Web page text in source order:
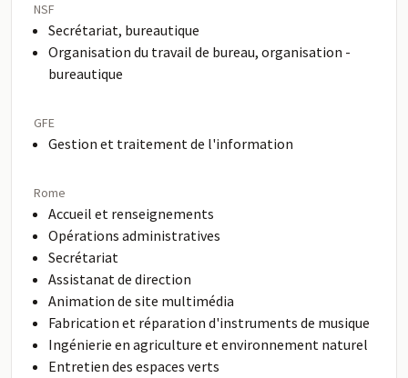
NSF
Secrétariat, bureautique
Organisation du travail de bureau, organisation -
bureautique
GFE
Gestion et traitement de l'information
Rome
Accueil et renseignements
Opérations administratives
Secrétariat
Assistanat de direction
Animation de site multimédia
Fabrication et réparation d'instruments de musique
Ingénierie en agriculture et environnement naturel
Entretien des espaces verts